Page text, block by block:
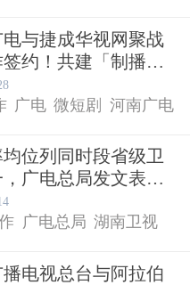
与捷成华视网聚战
约！共建「制播平
广电 微短剧 河南广电
位列同时段省级卫
广电总局发文表扬
广电总局 湖南卫视
电视总台与阿拉伯